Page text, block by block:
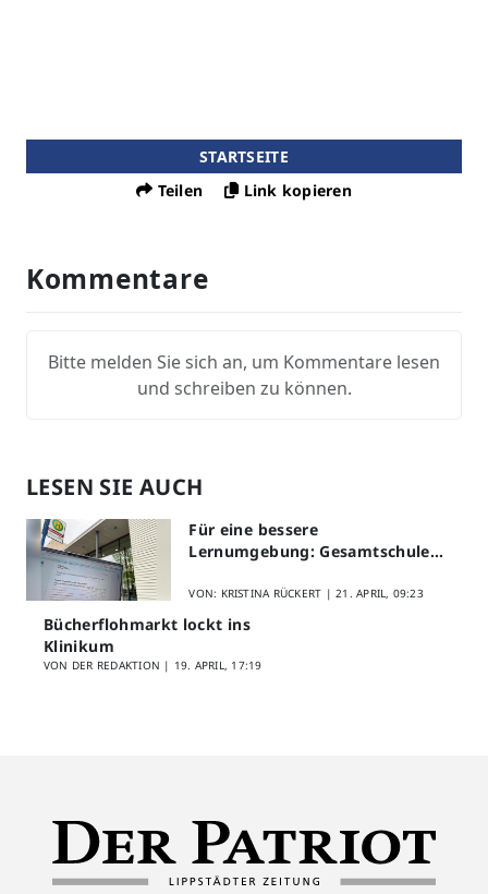
STARTSEITE
Teilen
Link kopieren
Kommentare
Bitte melden Sie sich an, um Kommentare lesen
und schreiben zu können.
LESEN SIE AUCH
Für eine bessere
Lernumgebung: Gesamtschule
Schülerfeedback
VON: KRISTINA RÜCKERT |21. APRIL, 09:23
Bücherflohmarkt lockt ins
Klinikum
VON DER REDAKTION | 19. APRIL, 17:19